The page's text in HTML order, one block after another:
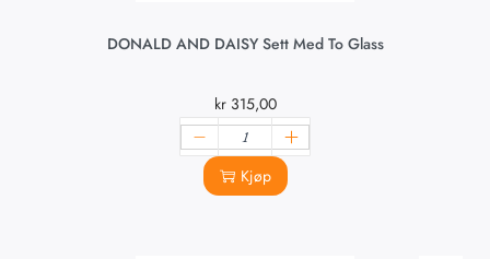
DONALD AND DAISY Sett Med To Glass
kr315,00
Kjøp